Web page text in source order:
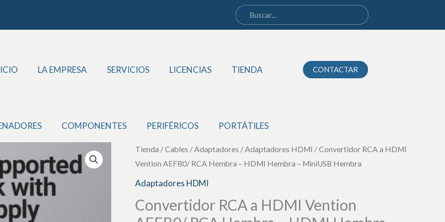
LA EMPRESA SERVICIOS LICENCIAS TIENDA CONTACTAR
COMPONENTES PERIFÉRICOS PORTÁTILES
Tienda /Cables /Adaptadores /Adaptadores HDMI / Convertidor RCA a HDMI
Vention AEFB0/ RCA Hembra – HDMI Hembra – MiniUSB Hembra
Adaptadores HDMI
Convertidor RCA a HDMI Vention
Convertidor
RCA
a
Vention
Vention
Hembra
MiniUSB
Hembra